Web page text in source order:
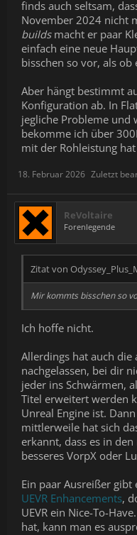
finds auch seltsam,
November 2024 nicht
buildsmacht er paar
einfach eine neue
bisschen so vor, als ob
Aber hängt bestimmt
Konfiguration ab. In
jegliche Probleme und
bekomme ich über
mit der Rohleistung
18. Februar 2026 Zuletzt
ReVoltaire
Forenlegende
Zitat von
Mir kommts bisschen so
Ich hoffe nicht.
Allerdings hat auch die
nachgelassen, bei dir
jeder ins Schwärmen,
Titel erweitert werden
Unreal Engine ist.
mittlerweile hat sich
erkannt, dass es in
besseres VorpX oder
Ein paar Ausreißer
UEVR Enhancements,
UEVR ein Nice-To-
hat, kann man es